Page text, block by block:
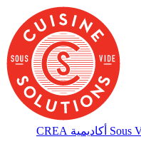
أكاديمية CREA